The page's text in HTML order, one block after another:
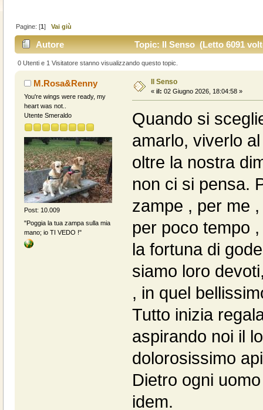
Pagine: [1]Vai giù
Autore Topic: Il Senso (Letto 6091
0 Utenti e 1 Visitatore stanno visualizzando questo topic.
M.Rosa&Renny
You're wings were ready, my
heart was not..
Utente Smeraldo
Post: 10.009
"Poggia la tua zampa sulla mia
mano; io TI VEDO !"
Il Senso
« il: 02 Giugno 2026, 18:04:58 »
Quando si
amarlo, viverlo
oltre la nostra
non ci si pensa.
zampe , per me
per poco tempo
la fortuna di
siamo loro
, in quel
Tutto inizia
aspirando noi il
dolorosissimo
Dietro ogni
idem.